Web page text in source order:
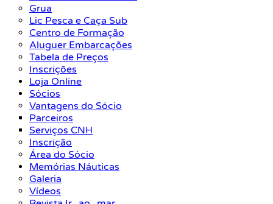
Grua
Lic Pesca e Caça Sub
Centro de Formação
Aluguer Embarcações
Tabela de Preços
Inscrições
Loja Online
Sócios
Vantagens do Sócio
Parceiros
Serviços CNH
Inscrição
Área do Sócio
Memórias Náuticas
Galeria
Vídeos